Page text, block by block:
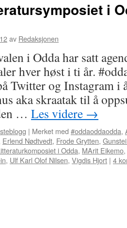
i
av Redaksjonen
i Odda har satt
hver høst i ti år.
Twitter og Instagram i
aka skraatak til å
… Les videre →
| Merket med #oddaoddaodda,
Erlend Nødtvedt, Frode Grytten,
i Odda, MArit Eikemo,
, Ulf Karl Olof Nilsen, Vigdis Hjort | 4